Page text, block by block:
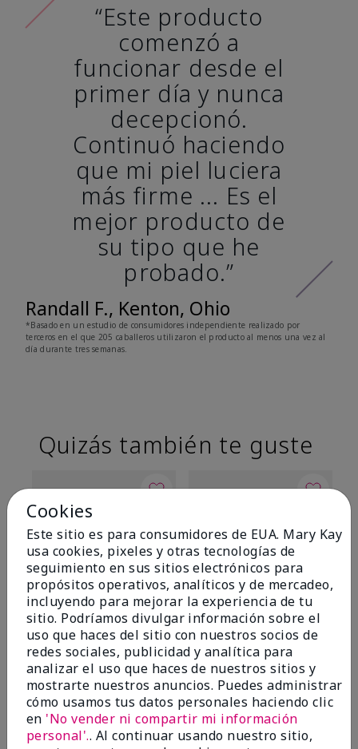
“Este producto
comenzó a
funcionar desde el
primer día y nunca
decepcionó.
Continuó haciendo
que mi piel luciera
más firme ... Es el
mejor producto de
su tipo que he
probado.”
Randall F., Kenton, Ohio
*Basado en un estudio de consumidores independiente realizado por
terceros en el que 205 caballeros utilizaron el producto al menos una vez al
día durante tres semanas.
Quizás también te guste
TimeWise® Matte 3D
Foundation
Light 1​ (subtonos rosados
fríos)
$28.00
TimeWise® Luminous 3D
Foundation
Light 1​ (subtonos rosados
fríos)
$28.00
Cookies
Este sitio es para consumidores de EUA. Mary Kay
usa cookies, pixeles y otras tecnologías de
seguimiento en sus sitios electrónicos para
propósitos operativos, analíticos y de mercadeo,
incluyendo para mejorar la experiencia de tu
sitio. Podríamos divulgar información sobre el
uso que haces del sitio con nuestros socios de
redes sociales, publicidad y analítica para
analizar el uso que haces de nuestros sitios y
mostrarte nuestros anuncios. Puedes administrar
cómo usamos tus datos personales haciendo clic
en 'No vender ni compartir mi información
personal'.. Al continuar usando nuestro sitio,